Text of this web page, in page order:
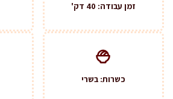
זמן עבודה: 40 דק'
כשרות: בשרי